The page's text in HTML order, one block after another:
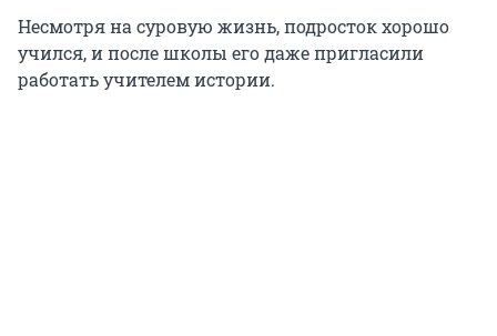
Несмотря на суровую жизнь, подросток хорошо
учился, и после школы его даже пригласили
работать учителем истории.